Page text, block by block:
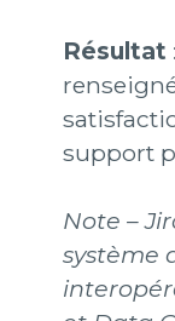
Résultat
support
Note –
système